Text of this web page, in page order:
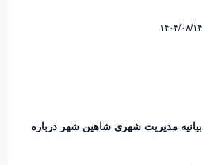
۱۴۰۴/۰۸/۱۴
بیانیه مدیریت شهری شاهین شهر درباره